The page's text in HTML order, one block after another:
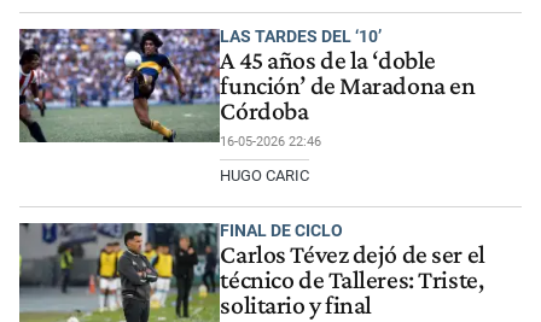
LAS TARDES DEL ‘10’
A 45 años de la ‘doble
función’ de Maradona en
Córdoba
16-05-2026 22:46
HUGO CARIC
FINAL DE CICLO
Carlos Tévez dejó de ser el
técnico de Talleres: Triste,
solitario y final